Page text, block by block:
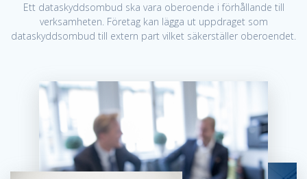
Ett dataskyddsombud ska vara oberoende i förhållande till
verksamheten. Företag kan lägga ut uppdraget som
dataskyddsombud till extern part vilket säkerställer oberoendet.